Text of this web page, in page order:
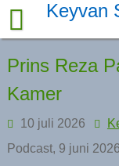
content
Keyvan
Prins Reza
Kamer
10 juli 2026
Podcast, 9 juni 2026